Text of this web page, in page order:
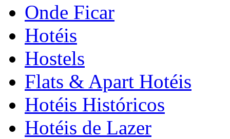
Onde Ficar
Hotéis
Hostels
Flats & Apart Hotéis
Hotéis Históricos
Hotéis de Lazer